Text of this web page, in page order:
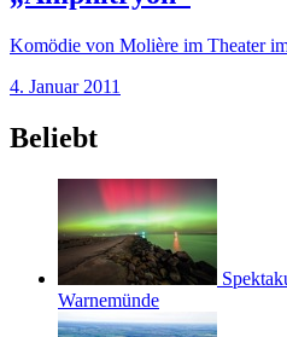
Komödie von Molière im Theater
4. Januar 2011
Beliebt
Warnemünde